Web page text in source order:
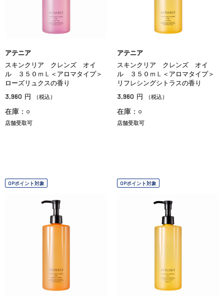
アテニア
スキンクリア クレンズ オイ
ル ３５０ｍＬ＜アロマタイプ＞
ローズリュクスの香り
3,960 円 （税込）
在庫：○
店舗受取可
アテニア
スキンクリア クレンズ オイ
ル ３５０ｍＬ＜アロマタイプ＞
リフレシングシトラスの香り
3,960 円 （税込）
在庫：○
店舗受取可
OPポイント対象 OPポイント対象